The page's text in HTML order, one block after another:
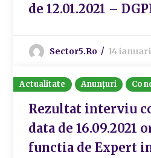
de 12.01.2021 –
Sector5.ro 14
Actualitate Anunțuri
Rezultat interviu
data de 16.09.2021
functia de Expert